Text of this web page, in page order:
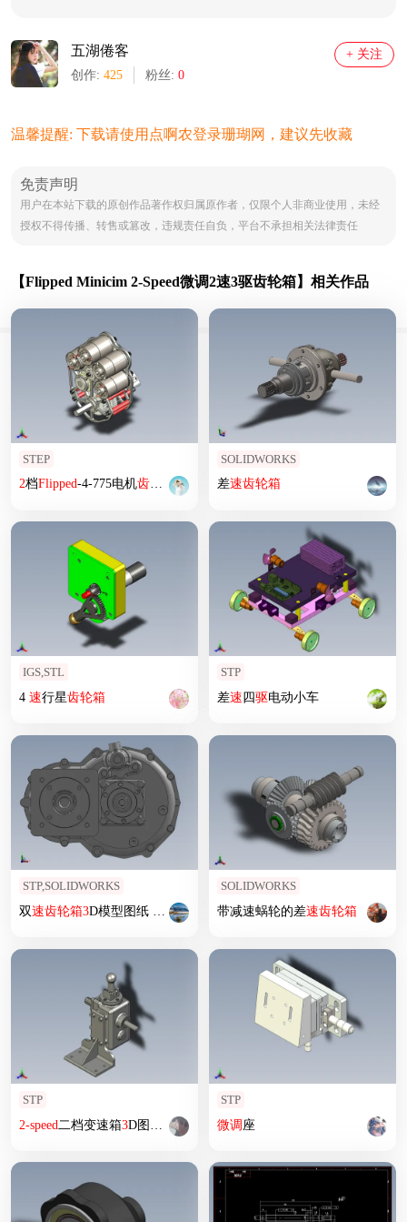
五湖倦客
创作: 425 粉丝: 0
+ 关注
温馨提醒: 下载请使用点啊农登录珊瑚网，建议先收藏
免责声明
用户在本站下载的原创作品著作权归属原作者，仅限个人非商业使用，未经
授权不得传播、转售或篡改，违规责任自负，平台不承担相关法律责任
【Flipped Minicim 2-Speed微调2速3驱齿轮箱】相关作品
STEP
2档Flipped-4-775电机齿轮箱
SOLIDWORKS
差速齿轮箱
IGS,STL
4 速行星齿轮箱
STP
差速四驱电动小车
STP,SOLIDWORKS
双速齿轮箱3D模型图纸 STP格式
SOLIDWORKS
带减速蜗轮的差速齿轮箱
STP
2-speed二档变速箱3D图纸 STP格式
STP
微调座